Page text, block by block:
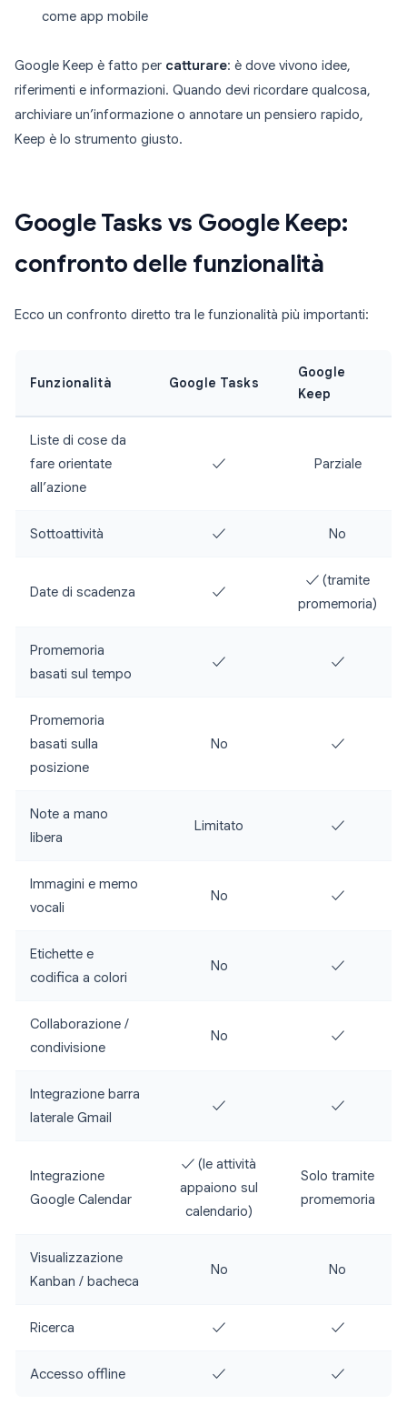
come app mobile
Google Keep è fatto per catturare: è dove vivono idee,
riferimenti e informazioni. Quando devi ricordare qualcosa,
archiviare un’informazione o annotare un pensiero rapido,
Keep è lo strumento giusto.
Google Tasks vs Google Keep:
confronto delle funzionalità
Ecco un confronto diretto tra le funzionalità più importanti:
Funzionalità Google Tasks
Google
Keep
Liste di cose da
fare orientate
all’azione
✓ Parziale
Sottoattività ✓ No
Date di scadenza ✓
✓ (tramite
promemoria)
Promemoria
basati sul tempo
✓ ✓
Promemoria
basati sulla
posizione
No ✓
Note a mano
libera
Limitato ✓
Immagini e memo
vocali
No ✓
Etichette e
codifica a colori
No ✓
Collaborazione /
condivisione
No ✓
Integrazione barra
laterale Gmail
✓ ✓
Integrazione
Google Calendar
✓ (le attività
appaiono sul
calendario)
Solo tramite
promemoria
Visualizzazione
Kanban / bacheca
No No
Ricerca ✓ ✓
Accesso offline ✓ ✓